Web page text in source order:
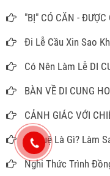
"BỊ" CÓ CĂN - ĐƯỢC
Đi Lễ Cầu Xin Sao
Có Nên Làm Lễ DI
BÀN VỀ DI CUNG
CẢNH GIÁC VỚI
Trí Tuệ Là Gì? Làm
Nghi Thức Trình